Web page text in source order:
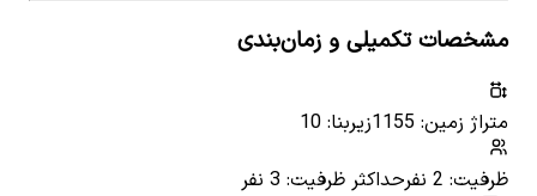
مشخصات تکمیلی و زمان‌بندی
متراژ زمین: 1155
زیربنا: 10
ظرفیت: 2 نفر
حداکثر ظرفیت: 3 نفر